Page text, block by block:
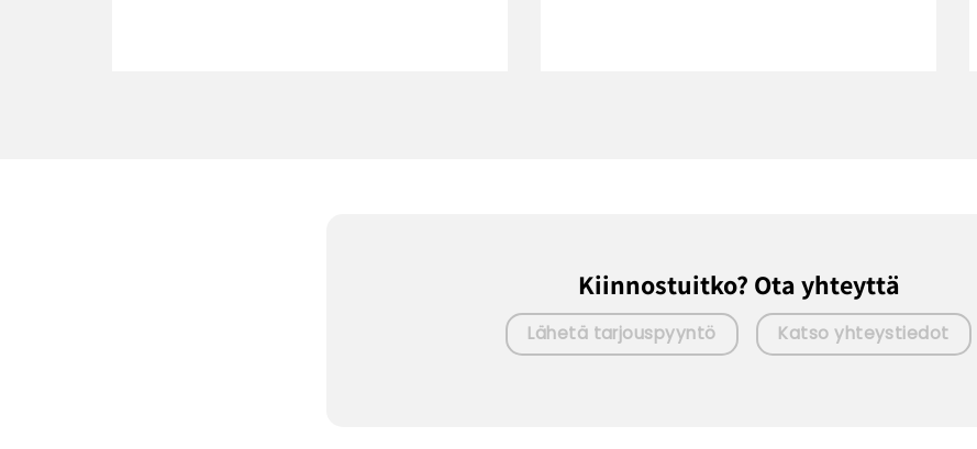
Kiinnostuitko? Ota yhteyttä
Lähetä tarjouspyyntö Katso yhteystiedot